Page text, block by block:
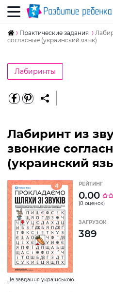
Практические задания
согласные (украинский язык)
Лабиринты
Лабиринт из
звонкие
(украинский
Це завдання українською
РЕЙТИНГ
0.00
(0 оценок)
ЗАГРУЗОК
389